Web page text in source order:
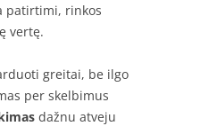
patirtimi, rinkos
vertę.
greitai, be ilgo
per skelbimus
dažnu atveju